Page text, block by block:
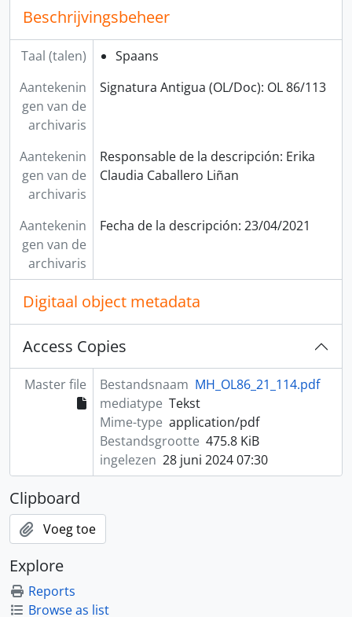
Beschrijvingsbeheer
Taal (talen)
Spaans
Aantekenin
gen van de
archivaris
Signatura Antigua (OL/Doc): OL 86/113
Aantekenin
gen van de
archivaris
Responsable de la descripción: Erika
Claudia Caballero Liñan
Aantekenin
gen van de
archivaris
Fecha de la descripción: 23/04/2021
Digitaal object metadata
Access Copies
Master file Bestandsnaam MH_OL86_21_114.pdf
mediatype Tekst
Mime-type application/pdf
Bestandsgrootte 475.8 KiB
ingelezen 28 juni 2024 07:30
Clipboard
Voeg toe
Explore
Reports
Browse as list